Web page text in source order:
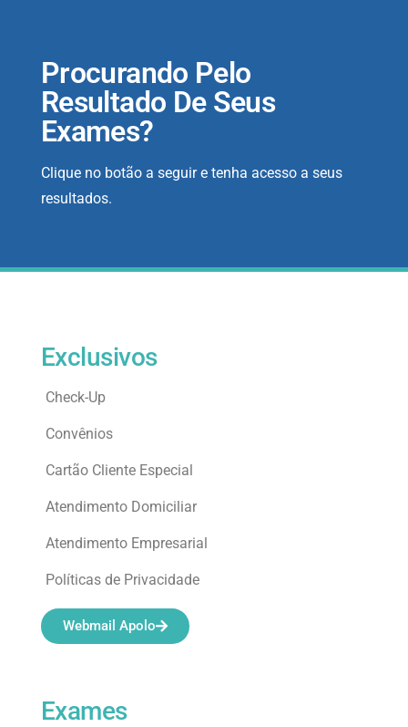
Procurando Pelo
Resultado De Seus
Exames?
Clique no botão a seguir e tenha acesso a seus
resultados.
Exames
Exclusivos
Check-Up
Convênios
Cartão Cliente Especial
Atendimento Domiciliar
Atendimento Empresarial
Políticas de Privacidade
Webmail Apolo